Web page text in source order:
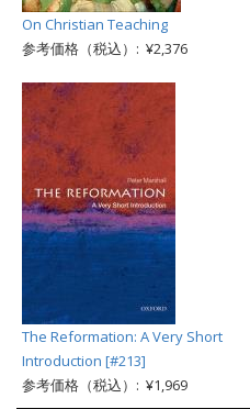
On Christian Teaching
参考価格（税込）: ¥2,376
The Reformation: A Very Short
Introduction [#213]
参考価格（税込）: ¥1,969